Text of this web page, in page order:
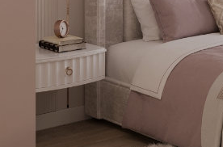
+7 (495) 868-38-30
telegram
youtube
Офис в Москве:
Фридриха Энгельса 75 стр.20, офис 304